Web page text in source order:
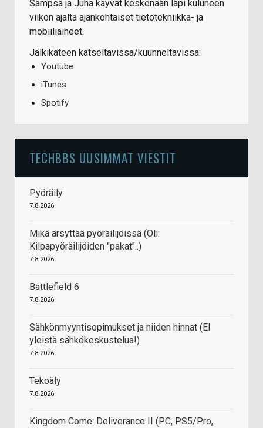
Sampsa ja Juha käyvät keskenään läpi kuluneen
viikon ajalta ajankohtaiset tietotekniikka- ja
mobiiliaiheet.
Jälkikäteen katseltavissa/kuunneltavissa:
Youtube
iTunes
Spotify
TECHBBS UUSIMMAT VIESTIT
Pyöräily
7.8.2026
Mikä ärsyttää pyöräilijöissä (Oli:
Kilpapyöräilijöiden "pakat"..)
7.8.2026
Battlefield 6
7.8.2026
Sähkönmyyntisopimukset ja niiden hinnat (EI
yleistä sähkökeskustelua!)
7.8.2026
Tekoäly
7.8.2026
Kingdom Come: Deliverance II (PC, PS5/Pro,